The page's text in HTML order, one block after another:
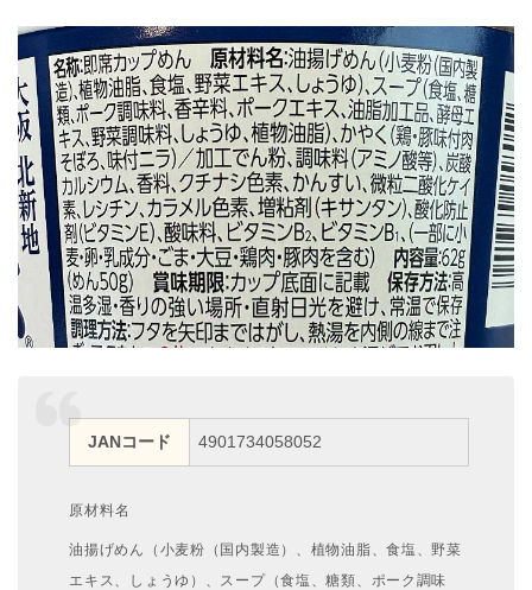
JANコード 4901734058052
原材料名
油揚げめん（小麦粉（国内製造）、植物油脂、食塩、野菜
エキス、しょうゆ）、スープ（食塩、糖類、ポーク調味